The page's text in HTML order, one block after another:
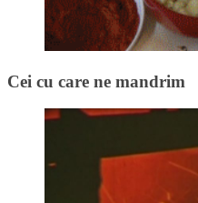
Cei cu care ne mandrim